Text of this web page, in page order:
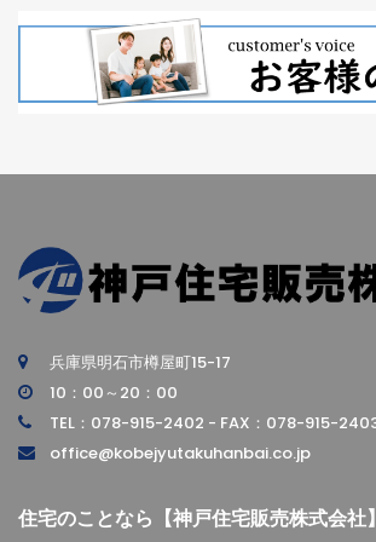
兵庫県明石市樽屋町15-17
10：00～20：00
TEL：078-915-2402 - FAX：078-915-
office@kobejyutakuhanbai.co.jp
住宅のことなら【神戸住宅販売株式会社】